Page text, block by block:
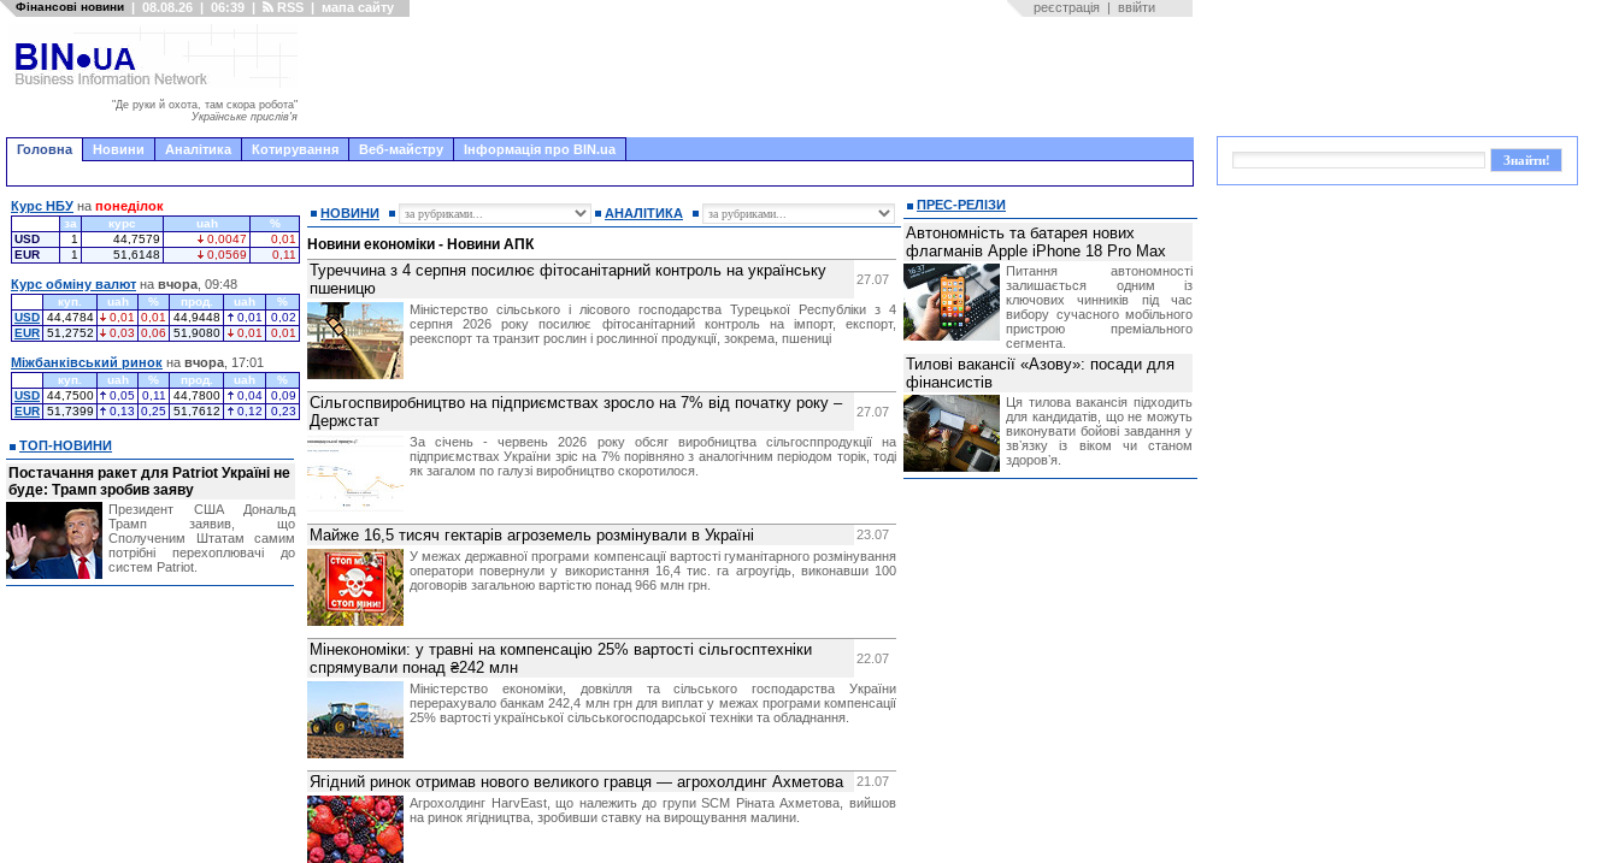
Фінансові новини | 08.08.26 | 06:39 | RSS | мапа сайту реєстрація | ввійти
"Де руки й охота, там скора робота"
Українське прислів'я
Головна Новини Аналітика Котирування Веб-майстру Інформація про BIN.ua
НОВИНИ АНАЛІТИКА
Новини економіки - Новини АПК
Туреччина з 4 серпня посилює фітосанітарний контроль на українську
пшеницю
27.07
Міністерство сільського і лісового господарства Турецької Республіки з 4
серпня 2026 року посилює фітосанітарний контроль на імпорт, експорт,
реекспорт та транзит рослин і рослинної продукції, зокрема, пшениці
Сільгоспвиробництво на підприємствах зросло на 7% від початку року –
Держстат
27.07
За січень - червень 2026 року обсяг виробництва сільгосппродукції на
підприємствах України зріс на 7% порівняно з аналогічним періодом торік, тоді
як загалом по галузі виробництво скоротилося.
Майже 16,5 тисяч гектарів агроземель розмінували в Україні
23.07
У межах державної програми компенсації вартості гуманітарного розмінування
оператори повернули у використання 16,4 тис. га агроугідь, виконавши 100
договорів загальною вартістю понад 966 млн грн.
Мінекономіки: у травні на компенсацію 25% вартості сільгосптехніки
спрямували понад ₴242 млн
22.07
Міністерство економіки, довкілля та сільського господарства України
перерахувало банкам 242,4 млн грн для виплат у межах програми компенсації
25% вартості української сільськогосподарської техніки та обладнання.
Ягідний ринок отримав нового великого гравця — агрохолдинг Ахметова
21.07
Агрохолдинг HarvEast, що належить до групи SCM Ріната Ахметова, вийшов
на ринок ягідництва, зробивши ставку на вирощування малини.
Курс НБУ на понеділок
за курс uah
%
USD
1 44,7579 0,0047
0,01
EUR
1 51,6148 0,0569 0,11
Курс обміну валют на вчора , 09:48
куп. uah % прод. uah
%
USD 44,4784 0,01 0,01 44,9448 0,01
0,02
EUR 51,2752 0,03 0,06 51,9080 0,01 0,01
Міжбанківський ринок на вчора , 17:01
куп. uah % прод. uah
%
USD 44,7500 0,05 0,11 44,7800 0,04
0,09
EUR 51,7399 0,13 0,25 51,7612 0,12 0,23
ТОП-НОВИНИ
Постачання ракет для Patriot Україні не
буде: Трамп зробив заяву
Президент США Дональд
Трамп заявив, що
Сполученим Штатам самим
потрібні перехоплювачі до
систем Patriot.
ПРЕС-РЕЛІЗИ
Автономність та батарея нових
флагманів Apple iPhone 18 Pro Max
Питання автономності
залишається одним із
ключових чинників під час
вибору сучасного мобільного
пристрою преміального
сегмента.
Тилові вакансії «Азову»: посади для
фінансистів
Ця тилова вакансія підходить
для кандидатів, що не можуть
виконувати бойові завдання у
звʼязку із віком чи станом
здоровʼя.